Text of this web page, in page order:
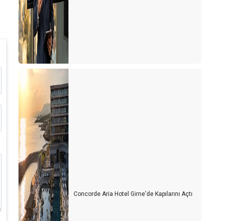
Concorde Aria Hotel Girne'de Kapılarını Açtı